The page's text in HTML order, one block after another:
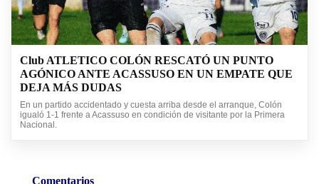
Club ATLETICO COLÓN RESCATÓ UN PUNTO
AGÓNICO ANTE ACASSUSO EN UN EMPATE QUE
DEJA MÁS DUDAS
En un partido accidentado y cuesta arriba desde el arranque, Colón
igualó 1-1 frente a Acassuso en condición de visitante por la Primera
Nacional.
Comentarios